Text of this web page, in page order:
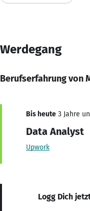
Werdegang
Berufserfahrung von
Bis heute 3 Jahre
Data Analyst
Upwork
Logg Dich